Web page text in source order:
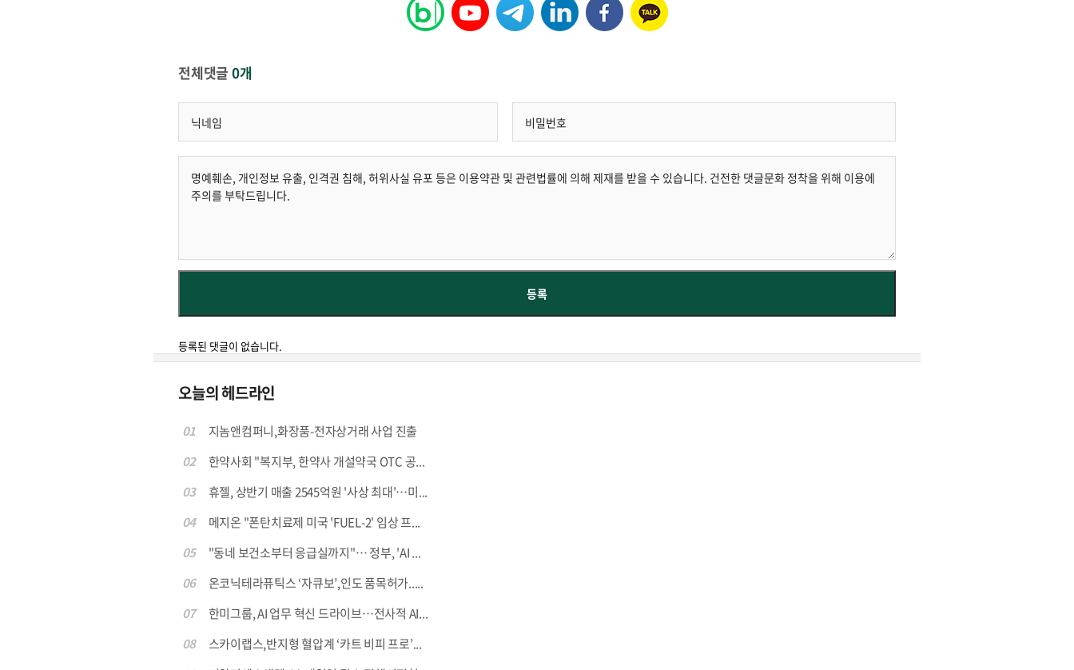
전체댓글 0개
등록된 댓글이 없습니다.
오늘의 헤드라인
01
지놈앤컴퍼니,화장품-전자상거래 사업 진출
02
한약사회 "복지부, 한약사 개설약국 OTC 공...
03
휴젤, 상반기 매출 2545억원 '사상 최대'…미...
04
메지온 "폰탄치료제 미국 'FUEL-2' 임상 프...
05
"동네 보건소부터 응급실까지"… 정부, 'AI ...
06
온코닉테라퓨틱스 ‘자큐보’,인도 품목허가.....
07
한미그룹, AI 업무 혁신 드라이브…전사적 AI...
08
스카이랩스,반지형 혈압계 ‘카트 비피 프로’...